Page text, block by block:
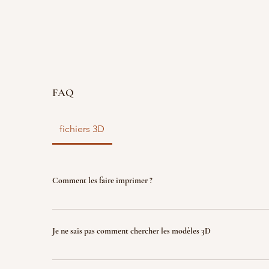
FAQ
fichiers 3D
Comment les faire imprimer ?
vous disposez d'un fichier 3D ? faites le nous
garantir la propriété intellectuelle.
Je ne sais pas comment chercher les modèles 3D
Indiquez nous ce que vous recherchez (jeux,